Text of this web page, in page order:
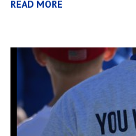
READ MORE